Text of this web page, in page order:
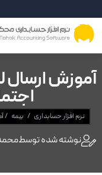
آموزش ارسال
نرم افزار حسابداری / بیمه /
نوشته شده توسط